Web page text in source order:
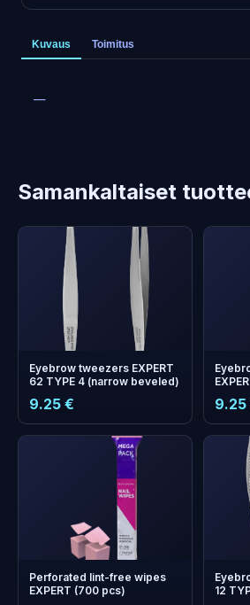
Kuvaus Toimitus
—
Samankaltaiset
Eyebrow tweezers EXPERT
62 TYPE 4 (narrow beveled)
9.25 € 9.25
Perforated lint-free wipes
EXPERT (700 pcs)
12
bonus
Collect and save on